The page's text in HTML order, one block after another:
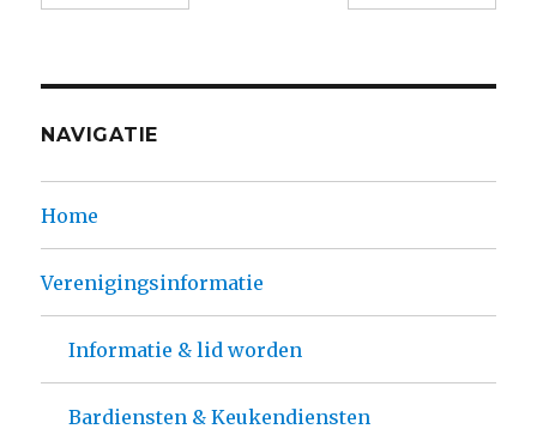
NAVIGATIE
Home
Verenigingsinformatie
Informatie & lid worden
Bardiensten & Keukendiensten